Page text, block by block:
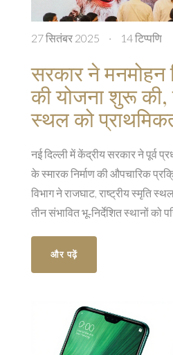
27 सितंबर 2025 · 14 टिप्पणि
सरकार ने
की योजना शुरू की,
स्थल को
नई दिल्ली में केंद्रीय सरकार ने पूर्व
के स्मारक निर्माण की औपचारिक
विभाग ने राजघाट, राष्ट्रीय स्मृति
तीन संभावित भू‑निर्देशित स्थानों को
10,000 वर्ग फुट के भू‑खण्डों पर है,
स्मारक स्थित हैं। परिवार द्वारा
पहल राजनीतिक विवाद के बीच भी
और पढ़ें